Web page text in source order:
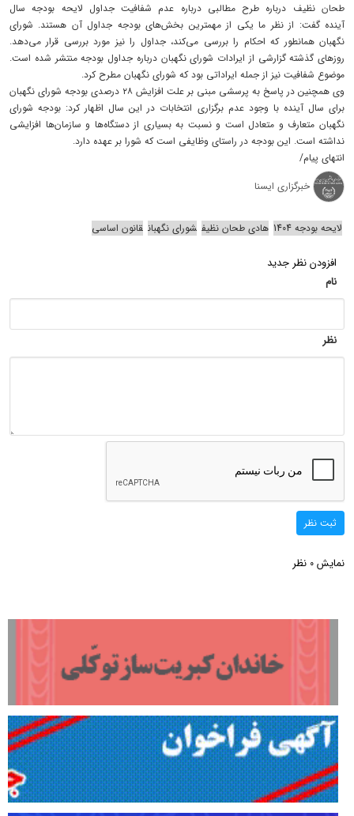
طحان نظیف درباره طرح مطالبی درباره عدم شفافیت جداول لایحه‌ بودجه سال
آینده گفت: از نظر ما یکی از مهمترین بخش‌های بودجه جداول آن هستند. شورای
نگهبان همانطور که احکام را بررسی می‌کند، جداول را نیز مورد بررسی قرار می‌دهد.
روزهای گذشته گزارشی از ایرادات شورای نگهبان درباره جداول بودجه منتشر شده است.
موضوع شفافیت نیز از جمله ایراداتی بود که شورای نگهبان مطرح کرد.
وی همچنین در پاسخ به پرسشی مبنی بر علت افزایش ۲۸ درصدی بودجه شورای نگهبان
برای سال آینده با وجود عدم برگزاری انتخابات در این سال اظهار کرد: بودجه شورای
نگهبان متعارف و متعادل است و نسبت به بسیاری از دستگاه‌ها و سازمان‌ها افزایشی
نداشته است. این بودجه در راستای وظایفی است که شورا بر عهده دارد.
انتهای پیام/
خبرگزاری ایسنا
لایحه بودجه 1404 هادی طحان نظیف شورای نگهبان قانون اساسی
افزودن نظر جدید
نام
نظر
ثبت نظر
نمایش 0 نظر